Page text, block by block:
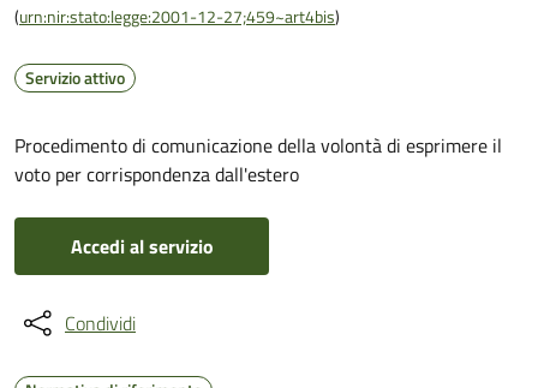
(urn:nir:stato:legge:2001-12-27;459~art4bis)
Servizio attivo
Procedimento di comunicazione della volontà di esprimere il
voto per corrispondenza dall'estero
Accedi al servizio
Condividi